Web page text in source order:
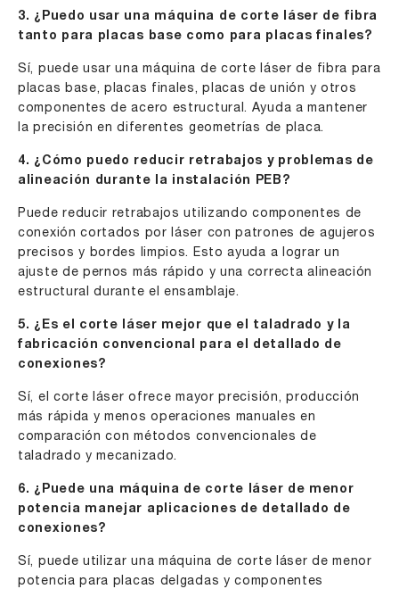
3. ¿Puedo usar una máquina de corte láser de fibra
tanto para placas base como para placas finales?
Sí, puede usar una máquina de corte láser de fibra para
placas base, placas finales, placas de unión y otros
componentes de acero estructural. Ayuda a mantener
la precisión en diferentes geometrías de placa.
4. ¿Cómo puedo reducir retrabajos y problemas de
alineación durante la instalación PEB?
Puede reducir retrabajos utilizando componentes de
conexión cortados por láser con patrones de agujeros
precisos y bordes limpios. Esto ayuda a lograr un
ajuste de pernos más rápido y una correcta alineación
estructural durante el ensamblaje.
5. ¿Es el corte láser mejor que el taladrado y la
fabricación convencional para el detallado de
conexiones?
Sí, el corte láser ofrece mayor precisión, producción
más rápida y menos operaciones manuales en
comparación con métodos convencionales de
taladrado y mecanizado.
6. ¿Puede una máquina de corte láser de menor
potencia manejar aplicaciones de detallado de
conexiones?
Sí, puede utilizar una máquina de corte láser de menor
potencia para placas delgadas y componentes